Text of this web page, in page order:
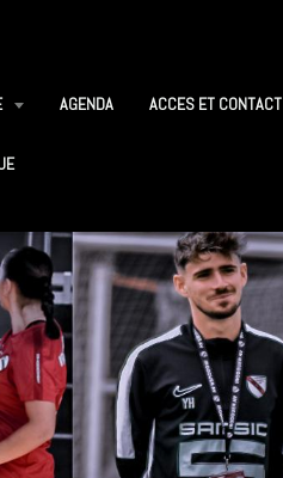
AGENDA ACCES ET CONTACT